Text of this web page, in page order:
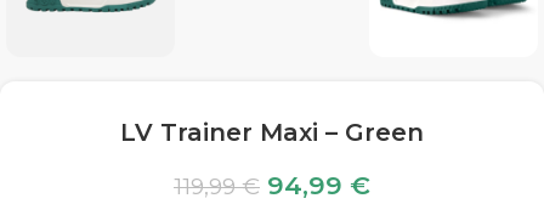
LV Trainer Maxi – Green
119,99€ 94,99 €